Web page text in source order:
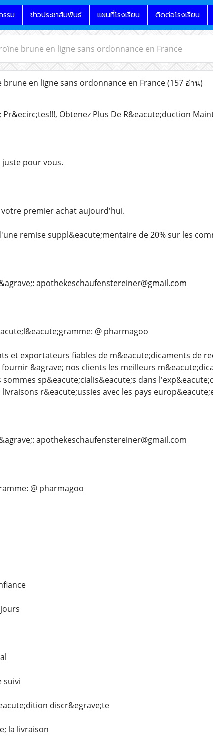
รรม ข่าวประชาสัมพันธ์ แผนที่โรงเรียน ติดต่อโรงเรียน
brune en ligne sans ordonnance en France
en ligne sans ordonnance en France(157 อ่าน)
Obtenez Plus De R&eacute;duction
pour vous.
votre premier achat aujourd'hui.
remise suppl&eacute;mentaire de 20% sur les
apothekeschaufenstereiner@gmail.com
@ pharmagoo
et exportateurs fiables de m&eacute;dicaments de
&agrave; nos clients les meilleurs
sp&eacute;cialis&eacute;s dans
r&eacute;ussies avec les pays
apothekeschaufenstereiner@gmail.com
@ pharmagoo
suivi
discr&egrave;te
la livraison